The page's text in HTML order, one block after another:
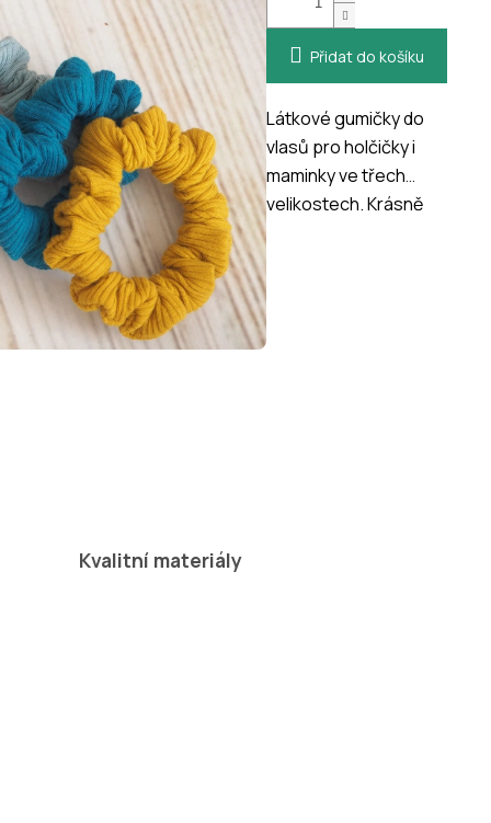
Přidat do košíku
Látkové gumičky do
vlasů pro holčičky i
maminky ve třech
velikostech. Krásně
Kvalitní materiály